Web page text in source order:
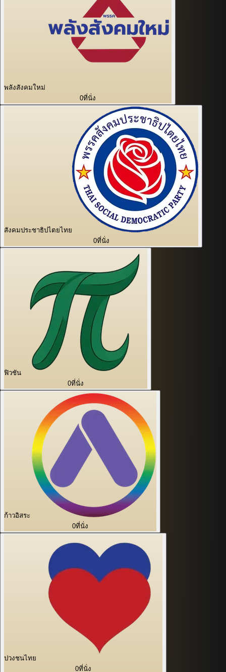
พลังสังคมใหม่
0ที่นั่ง
สังคมประชาธิปไตยไทย
0ที่นั่ง
ฟิวชัน
0ที่นั่ง
ก้าวอิสระ
0ที่นั่ง
ปวงชนไทย
0ที่นั่ง